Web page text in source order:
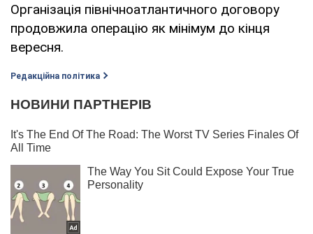
Організація північноатлантичного договору
продовжила операцію як мінімум до кінця
вересня.
Редакційна політика